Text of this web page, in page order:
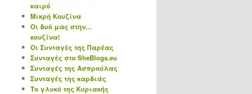
καιρό
Μικρή Κουζίνα
Οι δυό μας στην…
κουζίνα!
Οι Συνταγές της Παρέας
Συνταγές στο SheBlogs.eu
Συνταγές της Ασπρούλας
Συνταγές της καρδιάς
Το γλυκό της Κυριακής